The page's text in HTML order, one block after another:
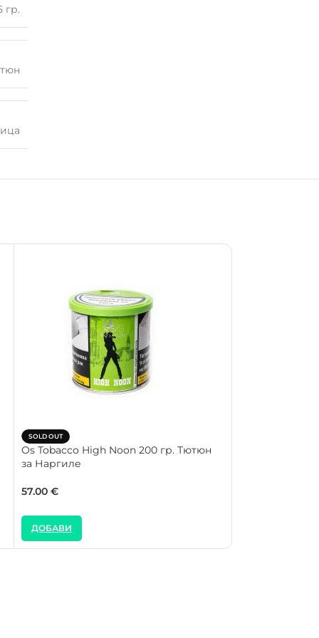
гр.
SOLD OUT
Os Tobacco High Noon 200 гр. Тютюн
за Наргиле
57.00 €
ДОБАВИ